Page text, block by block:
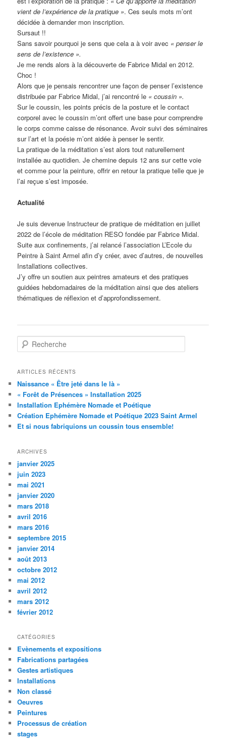
vient de l’expérience de la pratique ». Ces seuls mots m’ont
décidée à demander mon inscription.
Sursaut !!
Sans savoir pourquoi je sens que cela a à voir avec « penser le
sens de l’existence ».
Je me rends alors à la découverte de Fabrice Midal en 2012.
Choc !
Alors que je pensais rencontrer une façon de penser l’existence
distribuée par Fabrice Midal, j’ai rencontré le « coussin ».
Sur le coussin, les points précis de la posture et le contact
corporel avec le coussin m’ont offert une base pour comprendre
le corps comme caisse de résonance. Avoir suivi des séminaires
sur l’art et la poésie m’ont aidée à penser le sentir.
La pratique de la méditation s’est alors tout naturellement
installée au quotidien. Je chemine depuis 12 ans sur cette voie
et comme pour la peinture, offrir en retour la pratique telle que je
l’ai reçue s’est imposée.
Actualité
Je suis devenue Instructeur de pratique de méditation en juillet
2022 de l’école de méditation RESO fondée par Fabrice Midal.
Suite aux confinements, j’ai relancé l’association L’Ecole du
Peintre à Saint Armel afin d’y créer, avec d’autres, de nouvelles
Installations collectives.
J’y offre un soutien aux peintres amateurs et des pratiques
guidées hebdomadaires de la méditation ainsi que des ateliers
thématiques de réflexion et d’approfondissement.
e
h
r
c
h
e
ARTICLES RÉCENTS
Naissance « Être jeté dans le là »
« Forêt de Présences » Installation 2025
Installation Ephémère Nomade et Poétique
Création Ephémère Nomade et Poétique 2023 Saint Armel
Et si nous fabriquions un coussin tous ensemble!
ARCHIVES
janvier 2025
juin 2023
mai 2021
janvier 2020
mars 2018
avril 2016
mars 2016
septembre 2015
janvier 2014
août 2013
octobre 2012
mai 2012
avril 2012
mars 2012
février 2012
CATÉGORIES
Evènements et expositions
Fabrications partagées
Gestes artistiques
Installations
Non classé
Oeuvres
Peintures
Processus de création
stages